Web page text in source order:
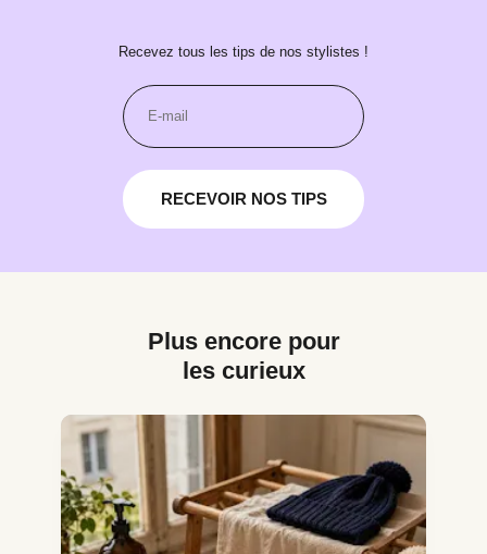
Recevez tous les tips de nos stylistes !
RECEVOIR NOS TIPS
Plus encore pour
les curieux